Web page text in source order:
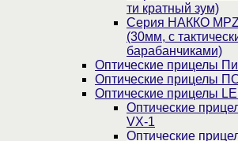
ти кратный зум)
Серия НАККО MPZ
(30мм, c
барабанчиками)
Оптические прицелы
Оптические прицелы
Оптические прицелы
Оптические
VX-1
Оптические